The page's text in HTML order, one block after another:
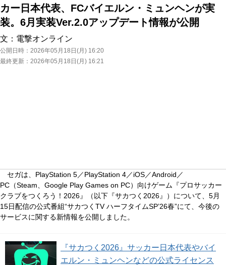
カー日本代表、FCバイエルン・ミュンヘンが実
装。6月実装Ver.2.0アップデート情報が公開
文： 電撃オンライン
公開日時： 2026年05月18日(月) 16:20
最終更新： 2026年05月18日(月) 16:21
セガは、PlayStation 5／PlayStation 4／iOS／Android／
PC（Steam、Google Play Games on PC）向けゲーム『プロサッカー
クラブをつくろう！2026』（以下『サカつく2026』）について、5月
15日配信の公式番組“サカつくTV ハーフタイムSP’26春”にて、今後の
サービスに関する新情報を公開しました。
『サカつく2026』サッカー日本代表やバイ
エルン・ミュンヘンなどの公式ライセンス